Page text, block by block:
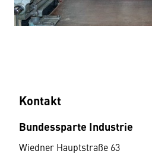
Kontakt
Bundessparte Industrie
Wiedner Hauptstraße 63